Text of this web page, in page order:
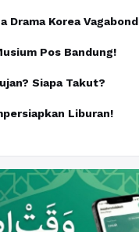
Drama Korea Vagabond
Pos Bandung!
Siapa Takut?
Liburan!